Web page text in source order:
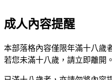
成人內容提醒
本部落格內容僅限年滿十八歲
若您未滿十八歲，請立即離開。